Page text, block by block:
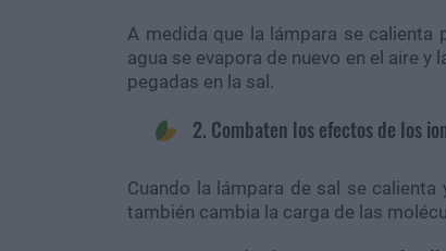
A medida que la lámpara se
agua se evapora de nuevo en el aire
pegadas en la sal.
2. Combaten los efectos de los
Cuando la lámpara de sal se
también cambia la carga de las